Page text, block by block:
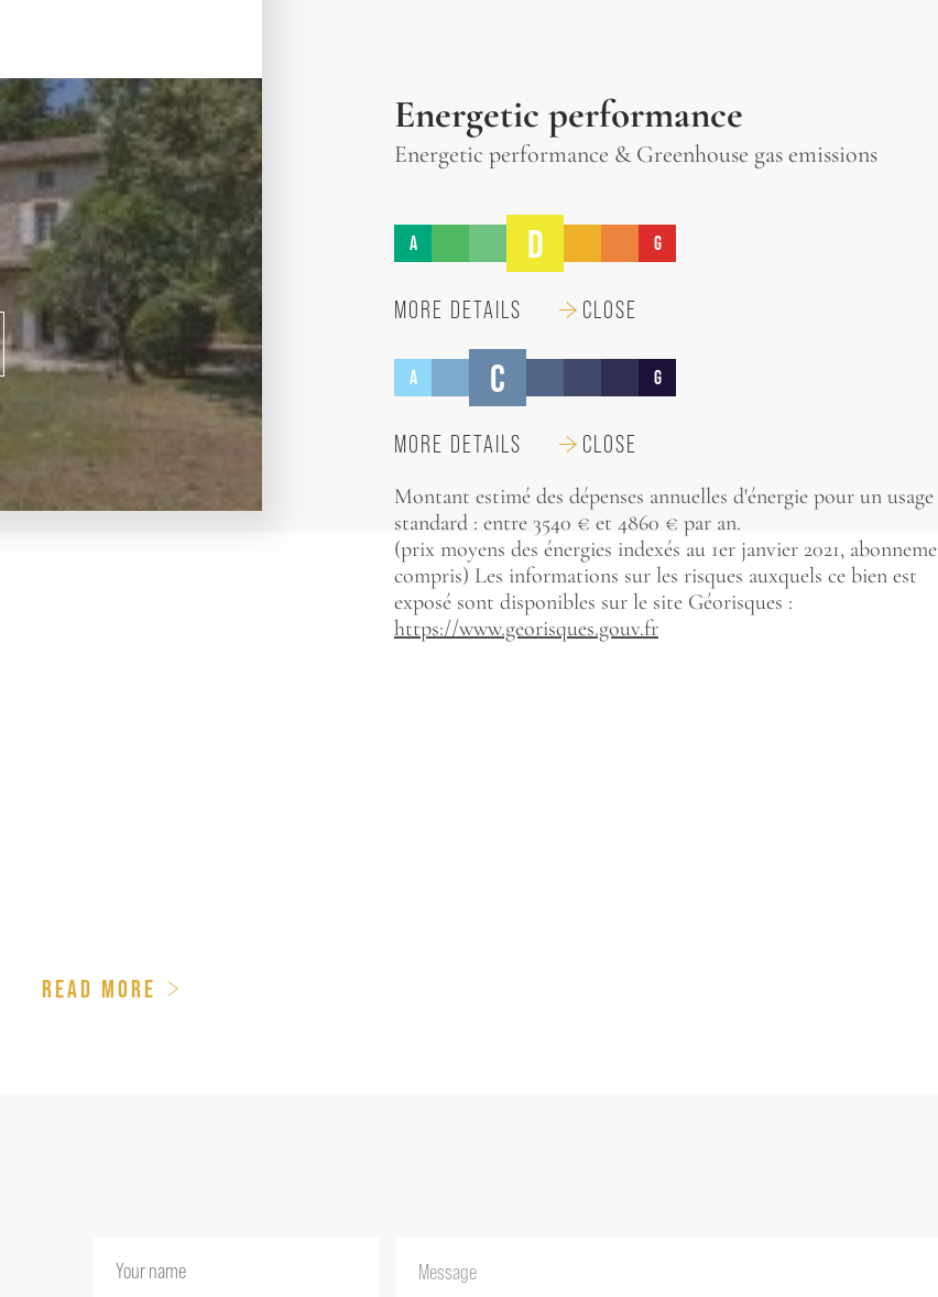
Energetic performance
Energetic performance & Greenhouse gas emissions
A D G
MORE DETAILS CLOSE
A C G
MORE DETAILS CLOSE
Montant estimé des dépenses annuelles d'énergie pour un usage
standard : entre 3540 € et 4860 € par an.
(prix moyens des énergies indexés au 1er janvier 2021,
compris) Les informations sur les risques auxquels ce bien est
exposé sont disponibles sur le site Géorisques :
https://www.georisques.gouv.fr
READ MORE